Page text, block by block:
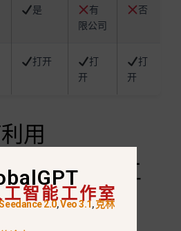
是
有
限公司
否
打开
打
开
打
开
用
无缝切换人工
？
智能工作室
2.0,Veo 3.1,克林